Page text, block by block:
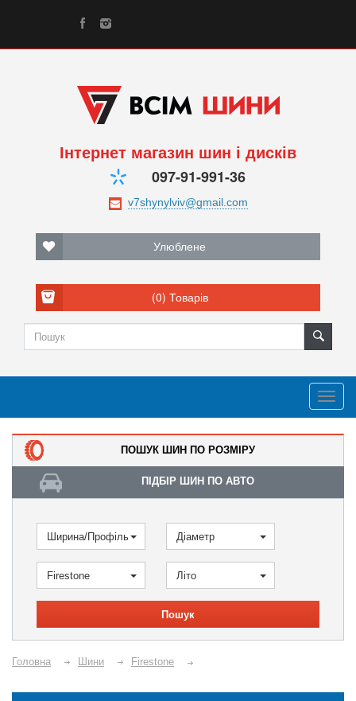
Інтернет магазин шин і дисків
097-91-991-36
Улюблене
(0) Товарів
ПОШУК ШИН ПО РОЗМІРУ
ПІДБІР ШИН ПО АВТО
Ширина/Профіль Діаметр
Firestone Літо
Пошук
Головна Шини Firestone